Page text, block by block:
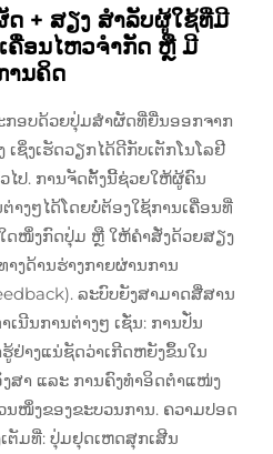
+ ສຽງ ສຳລັບຜູ້ໃຊ້ທີ່ມີ
ຄື່ອນໄຫວຈຳກັດ ຫຼື ມີ
ານຄິດ
ກອບດ້ວຍປຸ່ມສຳຜັດທີ່ຍື່ນອອກຈາກ
ຊິ່ງເຮັດວຽກໄດ້ດີກັບເຕັກໂນໂລຢີ
ໄປ. ການຈັດຕັ້ງນີ້ຊ່ວຍໃຫ້ຜູ້ຄົນ
ງໆໄດ້ໂດຍບໍ່ຕ້ອງໃຊ້ການເຄື່ອນທີ່
ດໜຶ່ງກົດປຸ່ມ ຫຼື ໃຫ້ຄຳສັ່ງດ້ວຍສຽງ
ງດ້ານຮ່າງກາຍຜ່ານການ
ລະບົບຍັງສາມາດສື່ສານ
ເນີນການຕ່າງໆ ເຊັ່ນ: ການປັ່ນ
ຢ່າງແນ່ຊັດວ່າເກີດຫຍັງຂຶ້ນໃນ
ສາ ແລະ ການຄົງທຳອິດຕຳແໜ່ງ
ນໜຶ່ງຂອງຂະບວນການ. ຄວາມປອດ
ຕັມທີ່: ປຸ່ມຢຸດເຫດສຸກເສີນ